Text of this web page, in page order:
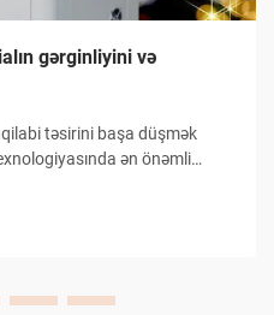
gərginliyini və
təsirini başa düşmək
ən önəmli